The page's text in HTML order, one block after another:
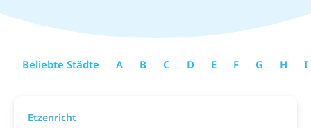
Beliebte Städte A B C D E F G H I
Etzenricht